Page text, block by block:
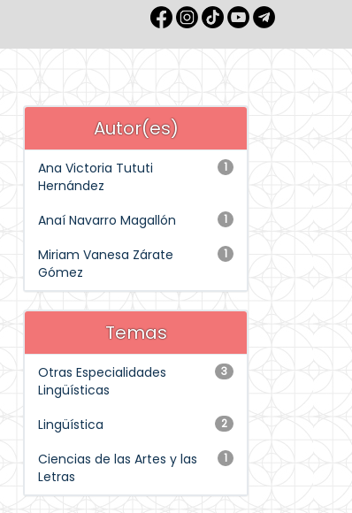
Autor(es)
1
Ana Victoria Tututi
Hernández
1
Anaí Navarro Magallón
1
Miriam Vanesa Zárate
Gómez
Temas
3
Otras Especialidades
Lingüísticas
2
Lingüística
1
Ciencias de las Artes y las
Letras